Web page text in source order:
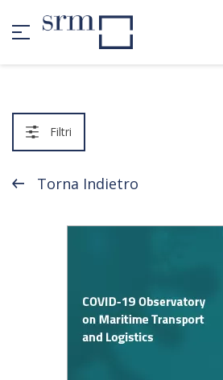
Filtri
Torna Indietro